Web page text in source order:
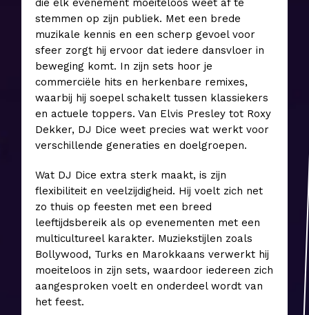
die elk evenement moeiteloos weet af te
stemmen op zijn publiek. Met een brede
muzikale kennis en een scherp gevoel voor
sfeer zorgt hij ervoor dat iedere dansvloer in
beweging komt. In zijn sets hoor je
commerciële hits en herkenbare remixes,
waarbij hij soepel schakelt tussen klassiekers
en actuele toppers. Van Elvis Presley tot Roxy
Dekker, DJ Dice weet precies wat werkt voor
verschillende generaties en doelgroepen.
Wat DJ Dice extra sterk maakt, is zijn
flexibiliteit en veelzijdigheid. Hij voelt zich net
zo thuis op feesten met een breed
leeftijdsbereik als op evenementen met een
multicultureel karakter. Muziekstijlen zoals
Bollywood, Turks en Marokkaans verwerkt hij
moeiteloos in zijn sets, waardoor iedereen zich
aangesproken voelt en onderdeel wordt van
het feest.